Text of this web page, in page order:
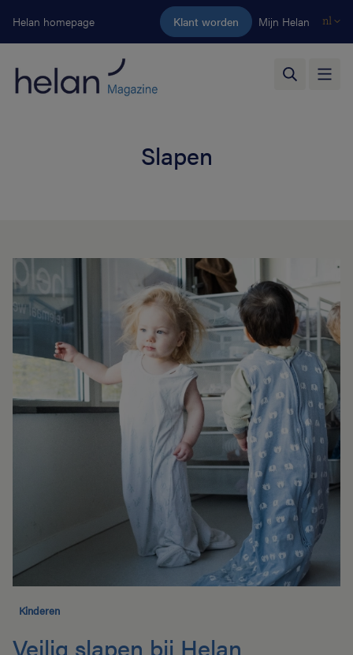
Ga naar de hoofdinhoud
Helan homepage Klant worden Mijn Helan nl
Slapen
Kinderen
Veilig slapen bij Helan